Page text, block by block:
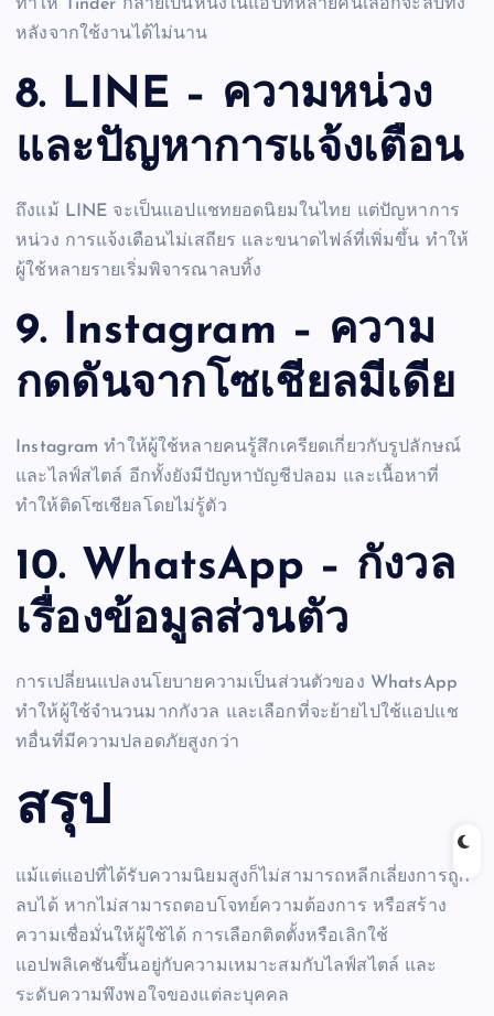
ทำให้ Tinder กลายเป็นหนึ่งในแอปที่หลายคนเลือกจะลบทิ้ง
หลังจากใช้งานได้ไม่นาน
8. LINE – ความหน่วง
และปัญหาการแจ้งเตือน
ถึงแม้ LINE จะเป็นแอปแชทยอดนิยมในไทย แต่ปัญหาการ
หน่วง การแจ้งเตือนไม่เสถียร และขนาดไฟล์ที่เพิ่มขึ้น ทำให้
ผู้ใช้หลายรายเริ่มพิจารณาลบทิ้ง
9. Instagram – ความ
กดดันจากโซเชียลมีเดีย
Instagram ทำให้ผู้ใช้หลายคนรู้สึกเครียดเกี่ยวกับรูปลักษณ์
และไลฟ์สไตล์ อีกทั้งยังมีปัญหาบัญชีปลอม และเนื้อหาที่
ทำให้ติดโซเชียลโดยไม่รู้ตัว
10. WhatsApp – กังวล
เรื่องข้อมูลส่วนตัว
การเปลี่ยนแปลงนโยบายความเป็นส่วนตัวของ WhatsApp
ทำให้ผู้ใช้จำนวนมากกังวล และเลือกที่จะย้ายไปใช้แอปแช
ทอื่นที่มีความปลอดภัยสูงกว่า
สรุป
แม้แต่แอปที่ได้รับความนิยมสูงก็ไม่สามารถหลีกเลี่ยงการถูก
ลบได้ หากไม่สามารถตอบโจทย์ความต้องการ หรือสร้าง
ความเชื่อมั่นให้ผู้ใช้ได้ การเลือกติดตั้งหรือเลิกใช้
แอปพลิเคชันขึ้นอยู่กับความเหมาะสมกับไลฟ์สไตล์ และ
ระดับความพึงพอใจของแต่ละบุคคล